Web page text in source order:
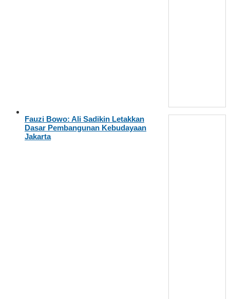
Fauzi Bowo: Ali Sadikin Letakkan
Dasar Pembangunan Kebudayaan
Jakarta